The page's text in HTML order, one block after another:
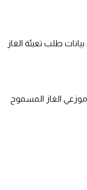
طلب تعبئة الغاز
الغاز المسموح